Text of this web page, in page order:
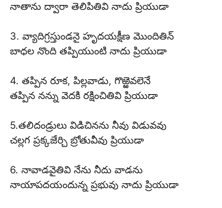
నాతాను ద్వారా తెలిపితివి నాదు ప్రియుడా
3. వ్యాదిగ్రస్తుండనై హృదయక్షీణ మొందితిన్
బాధల నొంది తప్పియుంటి నాదు ప్రియుడా
4. తప్పిన రూక, పిల్లవాడు, గొఱ్ఱెవలెనే
తప్పిన నన్ను వెదకి రక్షించితివి ప్రియుడా
5.తలిదండ్రులు విడిచినను నీవు విడువవు
చల్లగ ప్రక్కజేర్చి బ్రోతువీవు ప్రియుడా
6. నావాడవైతివి నేను నీదు వాడను
నాయాపదయందున్న ప్రభువు నాదు ప్రియుడా